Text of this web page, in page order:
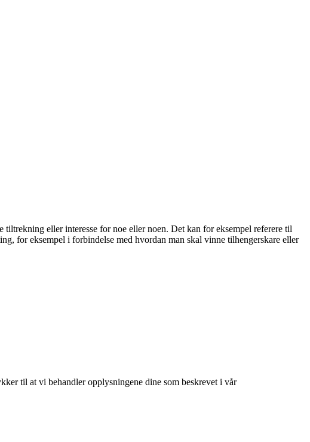
eller interesse for noe eller noen. Det kan for eksempel referere til
for eksempel i forbindelse med hvordan man skal vinne tilhengerskare eller
til at vi behandler opplysningene dine som beskrevet i vår